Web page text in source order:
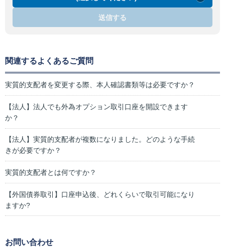
送信する
関連するよくあるご質問
実質的支配者を変更する際、本人確認書類等は必要ですか？
【法人】法人でも外為オプション取引口座を開設できます
か？
【法人】実質的支配者が複数になりました。どのような手続
きが必要ですか？
実質的支配者とは何ですか？
【外国債券取引】口座申込後、どれくらいで取引可能になり
ますか?
お問い合わせ